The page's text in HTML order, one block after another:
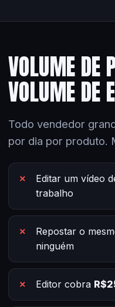
VOLUME DE
VOLUME DE
Todo vendedor
por dia por produto.
Editar um vídeo
trabalho
Repostar o
ninguém
Editor cobra